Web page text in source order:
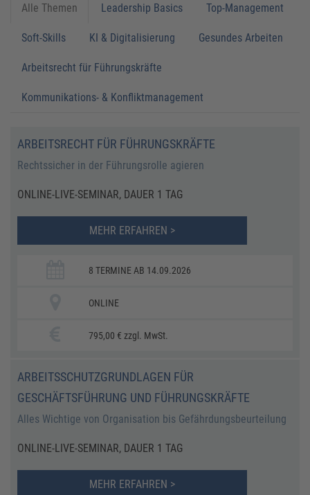
Alle Themen Leadership Basics Top-Management
Soft-Skills KI & Digitalisierung Gesundes Arbeiten
Arbeitsrecht für Führungskräfte
Kommunikations- & Konfliktmanagement
ARBEITSRECHT FÜR FÜHRUNGSKRÄFTE
Rechtssicher in der Führungsrolle agieren
ONLINE-LIVE-SEMINAR, DAUER 1 TAG
MEHR ERFAHREN >
8 TERMINE AB 14.09.2026
ONLINE
795,00 € zzgl. MwSt.
ARBEITSSCHUTZGRUNDLAGEN FÜR
GESCHÄFTSFÜHRUNG UND FÜHRUNGSKRÄFTE
Alles Wichtige von Organisation bis Gefährdungsbeurteilung
ONLINE-LIVE-SEMINAR, DAUER 1 TAG
MEHR ERFAHREN >